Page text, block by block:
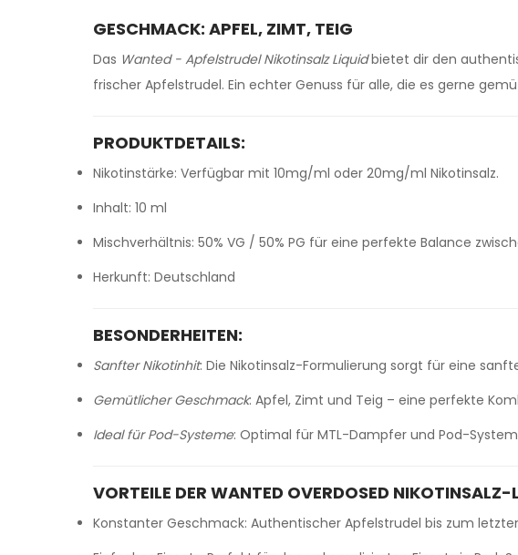
GESCHMACK: APFEL, ZIMT, TEIG
Das Wanted - Apfelstrudel Nikotinsalz Liquidbietet dir den
frischer Apfelstrudel. Ein echter Genuss für alle, die es gerne
PRODUKTDETAILS:
Nikotinstärke: Verfügbar mit 10mg/ml oder 20mg/ml Nikotinsalz.
Inhalt: 10 ml
Mischverhältnis: 50% VG / 50% PG für eine perfekte Balance
Herkunft: Deutschland
BESONDERHEITEN:
Sanfter Nikotinhit: Die Nikotinsalz-Formulierung sorgt für eine
Gemütlicher Geschmack: Apfel, Zimt und Teig – eine perfekte
Ideal für Pod-Systeme: Optimal für MTL-Dampfer und Pod-
VORTEILE DER WANTED OVERDOSED NIKOTINSALZ-
Konstanter Geschmack: Authentischer Apfelstrudel bis zum